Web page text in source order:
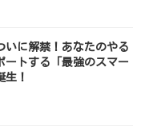
いに解禁！あなたのやる
ートする「最強のスマー
生！